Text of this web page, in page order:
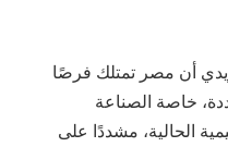
أن مصر تمتلك فرصًا
خاصة الصناعة
الحالية، مشددًا على